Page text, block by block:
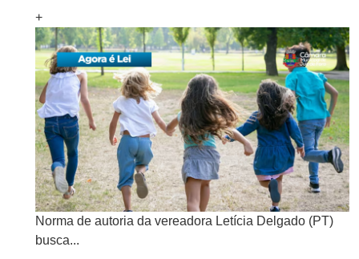
+
Norma de autoria da vereadora Letícia Delgado (PT)
busca...